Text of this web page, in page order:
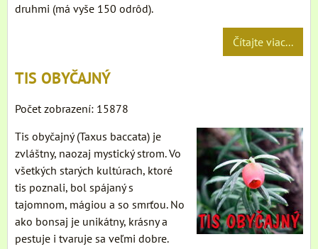
druhmi (má vyše 150 odrôd).
Čítajte viac...
TIS OBYČAJNÝ
Počet zobrazení: 15878
Tis obyčajný (Taxus baccata) je
zvláštny, naozaj mystický strom. Vo
všetkých starých kultúrach, ktoré
tis poznali, bol spájaný s
tajomnom, mágiou a so smrťou. No
ako bonsaj je unikátny, krásny a
pestuje i tvaruje sa veľmi dobre.